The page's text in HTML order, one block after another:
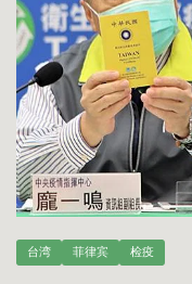
台湾 菲律宾 检疫